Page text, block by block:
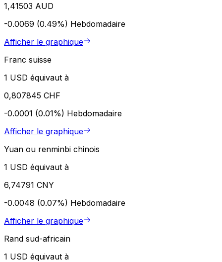
1,41503 AUD
-0.0069 (0.49%) Hebdomadaire
Afficher le graphique
Franc suisse
1 USD équivaut à
0,807845 CHF
-0.0001 (0.01%) Hebdomadaire
Afficher le graphique
Yuan ou renminbi chinois
1 USD équivaut à
6,74791 CNY
-0.0048 (0.07%) Hebdomadaire
Afficher le graphique
Rand sud-africain
1 USD équivaut à